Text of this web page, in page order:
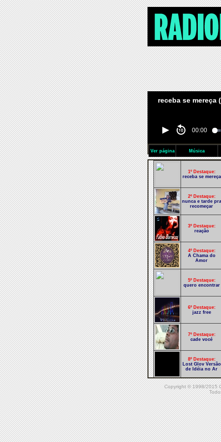
receba se
00:00
Ver página Música
1º Destaque:
receba se mereça
2º Destaque:
nunca e tarde pra
recomeçar
3º Destaque:
reação
4º Destaque:
A Chama do
Amor
5º Destaque:
quero encontrar
6º Destaque:
jazz free
7º Destaque:
cade vocé
8º Destaque:
Lost Glov Versão
de Idéia no Ar
9º Destaque:
outro tempo
outro tempo
outro tom
10º Destaque:
SEPARAÇÃO
Copyright © 1998/2015